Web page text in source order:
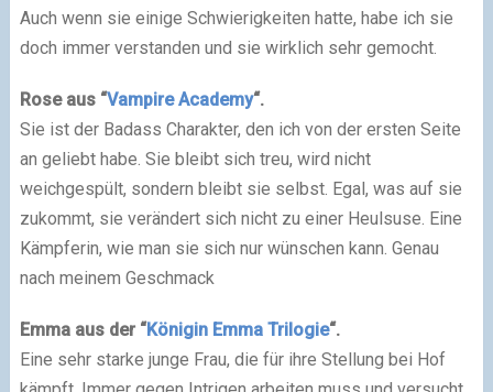
Auch wenn sie einige Schwierigkeiten hatte, habe ich sie
doch immer verstanden und sie wirklich sehr gemocht.
Rose aus “Vampire Academy“.
Sie ist der Badass Charakter, den ich von der ersten Seite
an geliebt habe. Sie bleibt sich treu, wird nicht
weichgespült, sondern bleibt sie selbst. Egal, was auf sie
zukommt, sie verändert sich nicht zu einer Heulsuse. Eine
Kämpferin, wie man sie sich nur wünschen kann. Genau
nach meinem Geschmack
Emma aus der “Königin Emma Trilogie“.
Eine sehr starke junge Frau, die für ihre Stellung bei Hof